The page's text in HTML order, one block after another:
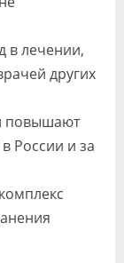
в лечении,
других
повышают
России и за